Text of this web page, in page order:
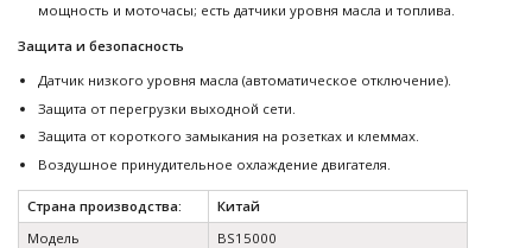
мощность и моточасы; есть датчики уровня масла и топлива.
Защита и безопасность
Датчик низкого уровня масла (автоматическое отключение).
Защита от перегрузки выходной сети.
Защита от короткого замыкания на розетках и клеммах.
Воздушное принудительное охлаждение двигателя.
Страна производства:
Китай
Модель
BS15000